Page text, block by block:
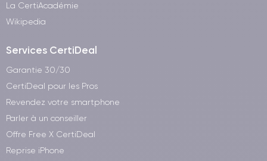
La CertiAcadémie
Wikipedia
Services CertiDeal
Garantie 30/30
CertiDeal pour les Pros
Revendez votre smartphone
Parler à un conseiller
Offre Free X CertiDeal
Reprise iPhone